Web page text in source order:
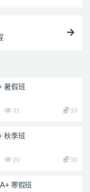
暑假班
31 10
秋季班
20 10
寒假班